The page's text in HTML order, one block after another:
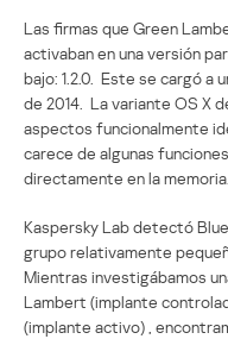
Las firmas que Green
activaban en una versión
bajo: 1.2.0. Este se cargó a
de 2014. La variante OS X
aspectos funcionalmente
carece de algunas
directamente en la memoria.
Kaspersky Lab detectó
grupo relativamente
Mientras investigábamos
Lambert (implante
(implante activo) ,